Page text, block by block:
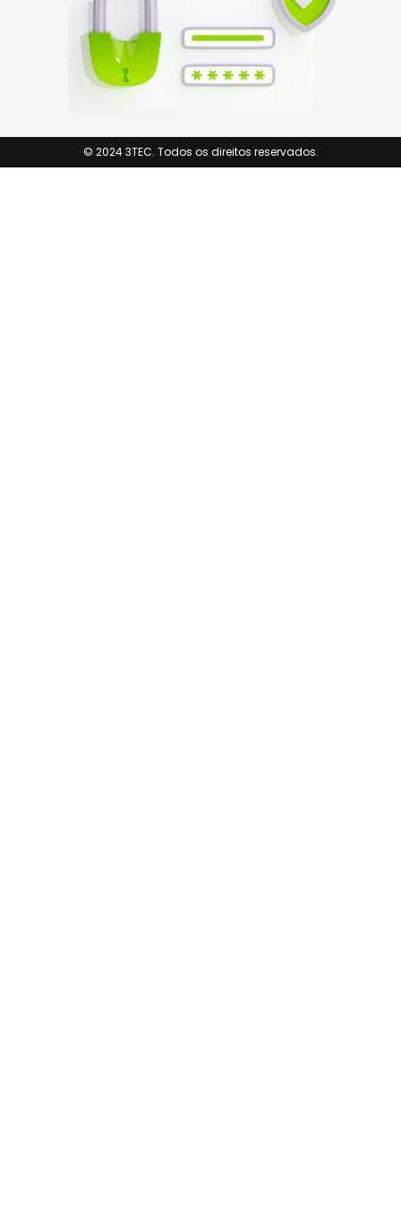
© 2024 3TEC. Todos os direitos reservados.